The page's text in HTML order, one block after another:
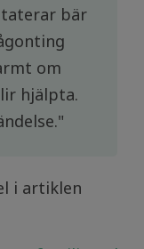
bär
om
hjälpta.
i artiklen